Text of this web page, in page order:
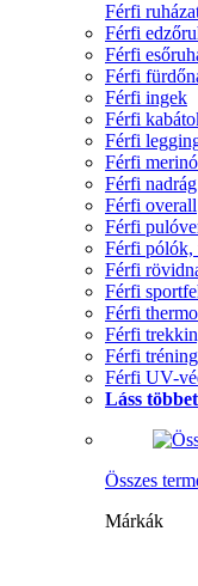
Férfi
Férfi
Férfi
Férfi
Férfi ingek
Férfi
Férfi
Férfi
Férfi nadrág
Férfi overall
Férfi
Férfi pólók,
Férfi
Férfi
Férfi
Férfi
Férfi
Férfi UV-
Láss
Összes
Márkák